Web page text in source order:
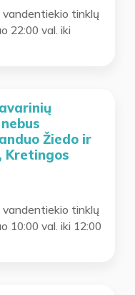
vandentiekio tinklų
22:00 val. iki
Žiedo ir
Kretingos
vandentiekio tinklų
10:00 val. iki 12:00